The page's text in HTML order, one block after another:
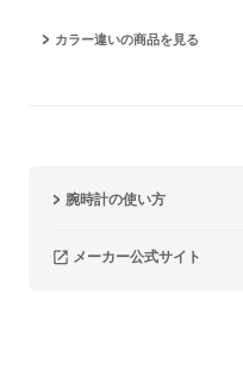
カラー違いの商品を見る
腕時計の使い方
メーカー公式サイト